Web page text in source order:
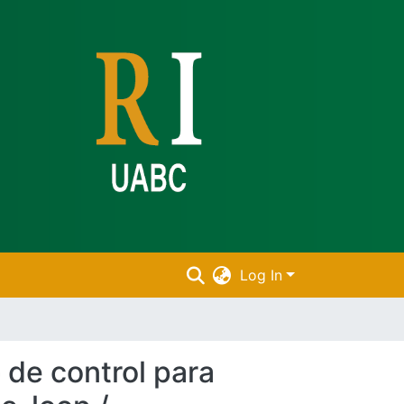
Log In
control para